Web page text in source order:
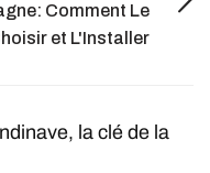
Comment Le
et L'Installer
la clé de la